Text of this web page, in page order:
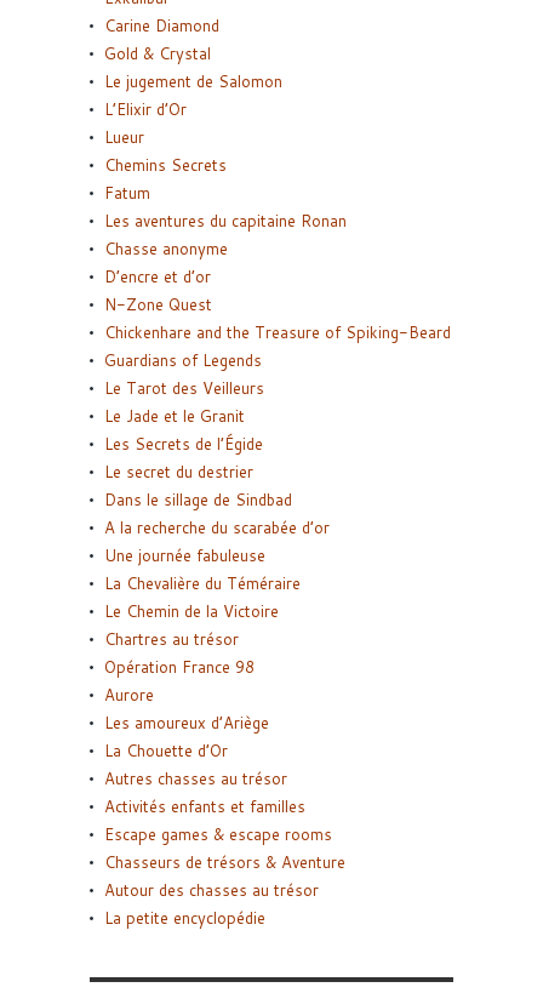
Carine Diamond
Gold & Crystal
Le jugement de Salomon
L’Elixir d’Or
Lueur
Chemins Secrets
Fatum
Les aventures du capitaine Ronan
Chasse anonyme
D’encre et d’or
N-Zone Quest
Chickenhare and the Treasure of Spiking-Beard
Guardians of Legends
Le Tarot des Veilleurs
Le Jade et le Granit
Les Secrets de l’Égide
Le secret du destrier
Dans le sillage de Sindbad
A la recherche du scarabée d’or
Une journée fabuleuse
La Chevalière du Téméraire
Le Chemin de la Victoire
Chartres au trésor
Opération France 98
Aurore
Les amoureux d’Ariège
La Chouette d’Or
Autres chasses au trésor
Activités enfants et familles
Escape games & escape rooms
Chasseurs de trésors & Aventure
Autour des chasses au trésor
La petite encyclopédie